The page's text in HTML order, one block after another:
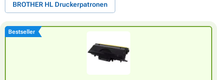
BROTHER HL Druckerpatronen
Bestseller